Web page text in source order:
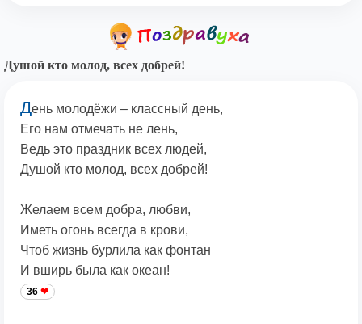
Душой кто молод, всех добрей!
День молодёжи – классный день,
Его нам отмечать не лень,
Ведь это праздник всех людей,
Душой кто молод, всех добрей!
Желаем всем добра, любви,
Иметь огонь всегда в крови,
Чтоб жизнь бурлила как фонтан
И вширь была как океан!
36